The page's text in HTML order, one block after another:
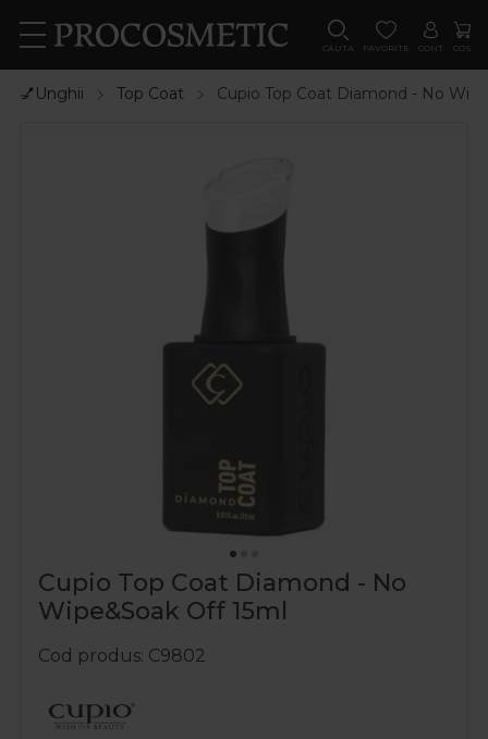
CAUTA FAVORITE CONT COS
💅Unghii Top Coat Cupio Top Coat Diamond - No
Cupio Top Coat Diamond - No
Wipe&Soak Off 15ml
Cod produs C9802